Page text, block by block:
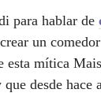
para hablar de
un
esta mítica
desde hace